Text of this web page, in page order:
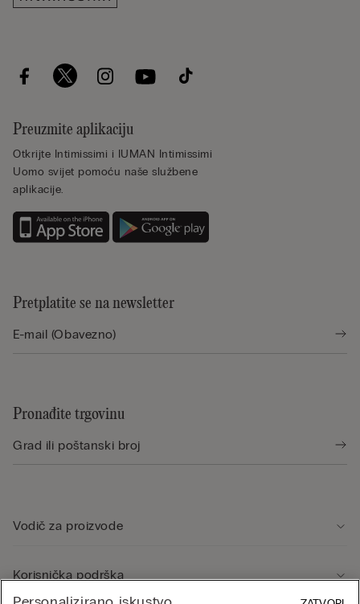
Preuzmite aplikaciju
Otkrijte Intimissimi i IUMAN Intimissimi
Uomo svijet pomoću naše službene
aplikacije.
Pretplatite se na newsletter
Pronađite trgovinu
Vodič za proizvode
Korisnička podrška